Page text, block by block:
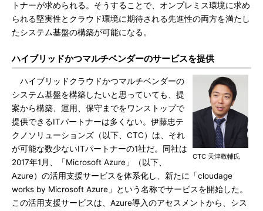
トナーが求められる。そうすることで、オンプレミス環境に求め
られる堅実性とクラウド環境に期待される先進性の両方を満たし
たシステム基盤の構築が可能になる。
ハイブリッドかつマルチベンダーのサービスを提供
CTC 天津敬輔氏
ハイブリッドクラウドかつマルチベンダーの
システム基盤を構築したいと思っていても、提
案から構築、運用、保守までをワンストップで
提供できるITパートナーは多くない。伊藤忠テ
クノソリューションズ（以下、CTC）は、それ
が可能な数少ないITパートナーの1社だ。同社は
2017年1月、「Microsoft Azure」（以下、
Azure）の活用支援サービスを体系化し、新たに「cloudage
works by Microsoft Azure」という名称でサービスを開始した。
この活用支援サービスは、Azure導入のアセスメントから、シス